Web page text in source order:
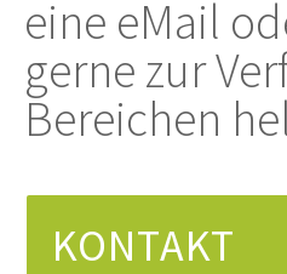
eine eMail
gerne zur
Bereichen
KONTAKT